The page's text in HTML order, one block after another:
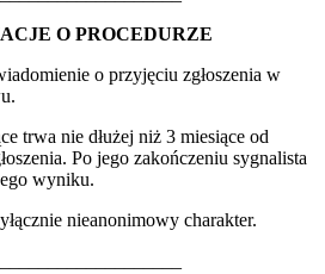
O PROCEDURZE
o przyjęciu zgłoszenia w
trwa nie dłużej niż 3 miesiące od
Po jego zakończeniu sygnalista
wyniku.
nieanonimowy charakter.